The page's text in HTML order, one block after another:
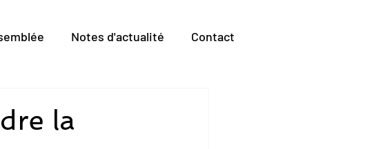
Notes d'actualité Contact
la